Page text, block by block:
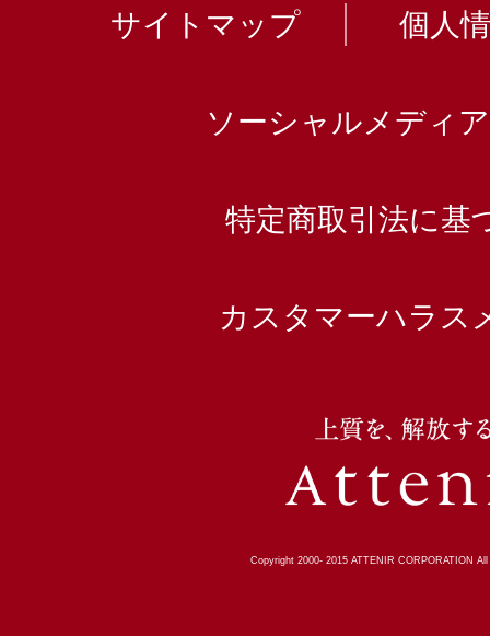
サイトマップ 個人
ソーシャルメディ
特定商取引法に基
カスタマーハラス
Copyright 2000- 2015ATTENIR CORPORATION